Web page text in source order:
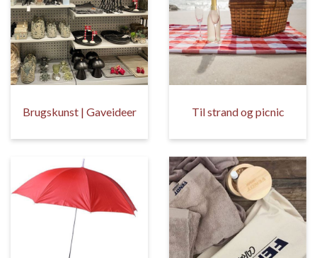
Brugskunst | Gaveideer Til strand og picnic